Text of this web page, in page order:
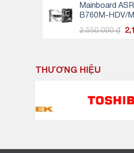
là:
Mainboard
B760M-HDV/
2,550,000₫
Giá
THƯƠNG HIỆU